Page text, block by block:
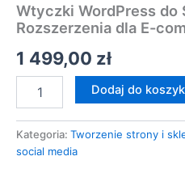
Wtyczki WordPress do
Rozszerzenia dla E-
1 499,00 zł
Dodaj do
Kategoria: Tworzenie strony i
social media